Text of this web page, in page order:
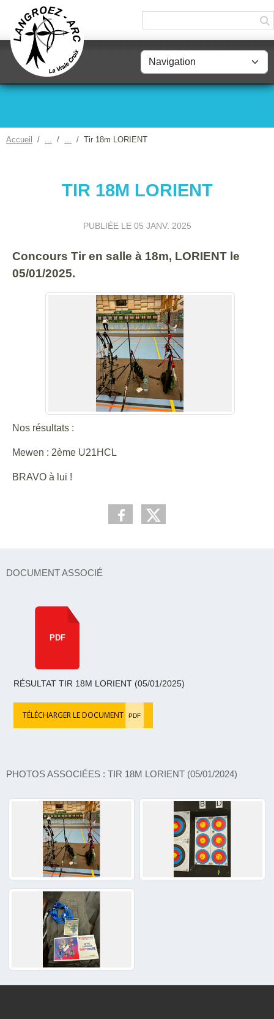
Accueil Tir 18m LORIENT
TIR 18M LORIENT
PUBLIÉE LE 05 JANV. 2025
Concours Tir en salle à 18m, LORIENT le
05/01/2025.
Nos résultats :
Mewen : 2ème U21HCL
BRAVO à lui !
DOCUMENT ASSOCIÉ
PDF
RÉSULTAT TIR 18M LORIENT (05/01/2025)
TÉLÉCHARGER LE DOCUMENT PDF
PHOTOS ASSOCIÉES : TIR 18M LORIENT (05/01/2024)
Panneau de gestion des cookies